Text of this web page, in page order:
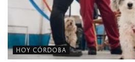
HOY CÓRDOBA